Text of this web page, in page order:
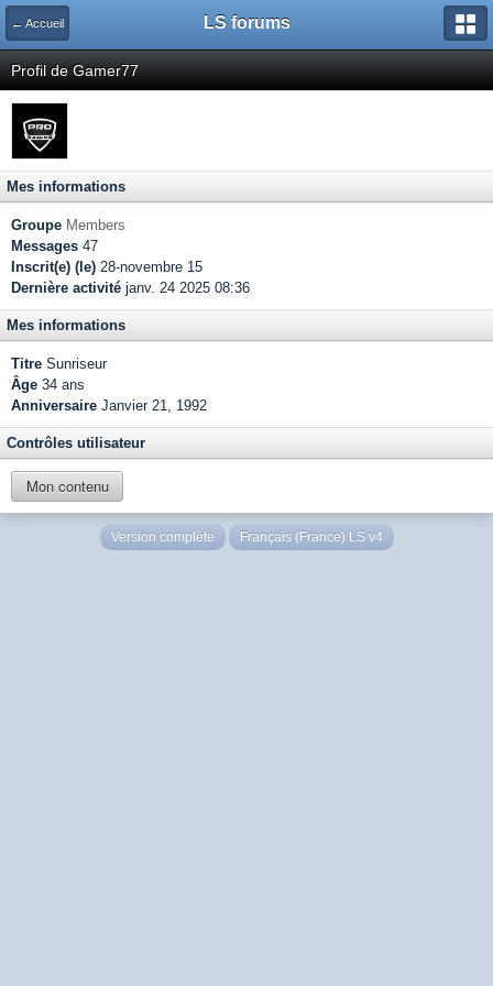
← Accueil LS forums
Profil de Gamer77
Mes informations
Groupe Members
Messages 47
Inscrit(e) (le) 28-novembre 15
Dernière activité janv. 24 2025 08:36
Mes informations
Titre Sunriseur
Âge 34 ans
Anniversaire Janvier 21, 1992
Contrôles utilisateur
Mon contenu
Version complète Français (France) LS v4